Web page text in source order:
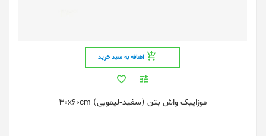
اضافه به سبد خرید
موزاییک واش بتن (سفید-لیمویی) 30x60cm